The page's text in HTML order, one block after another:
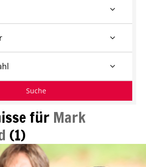
für Mark
(1)
Suche